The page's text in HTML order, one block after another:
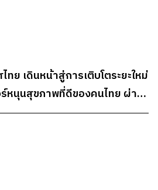
ไทย เดินหน้าสู่การเติบโตระยะใหม่
หนุนสุขภาพที่ดีของคนไทย ผ่าน